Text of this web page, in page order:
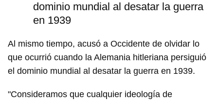
dominio mundial al desatar la guerra
en 1939
Al mismo tiempo, acusó a Occidente de olvidar lo
que ocurrió cuando la Alemania hitleriana persiguió
el dominio mundial al desatar la guerra en 1939.
"Consideramos que cualquier ideología de